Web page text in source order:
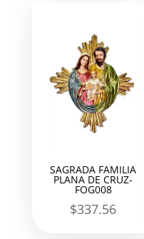
SAGRADA FAMILIA
PLANA DE CRUZ-
FOG008
$337.56